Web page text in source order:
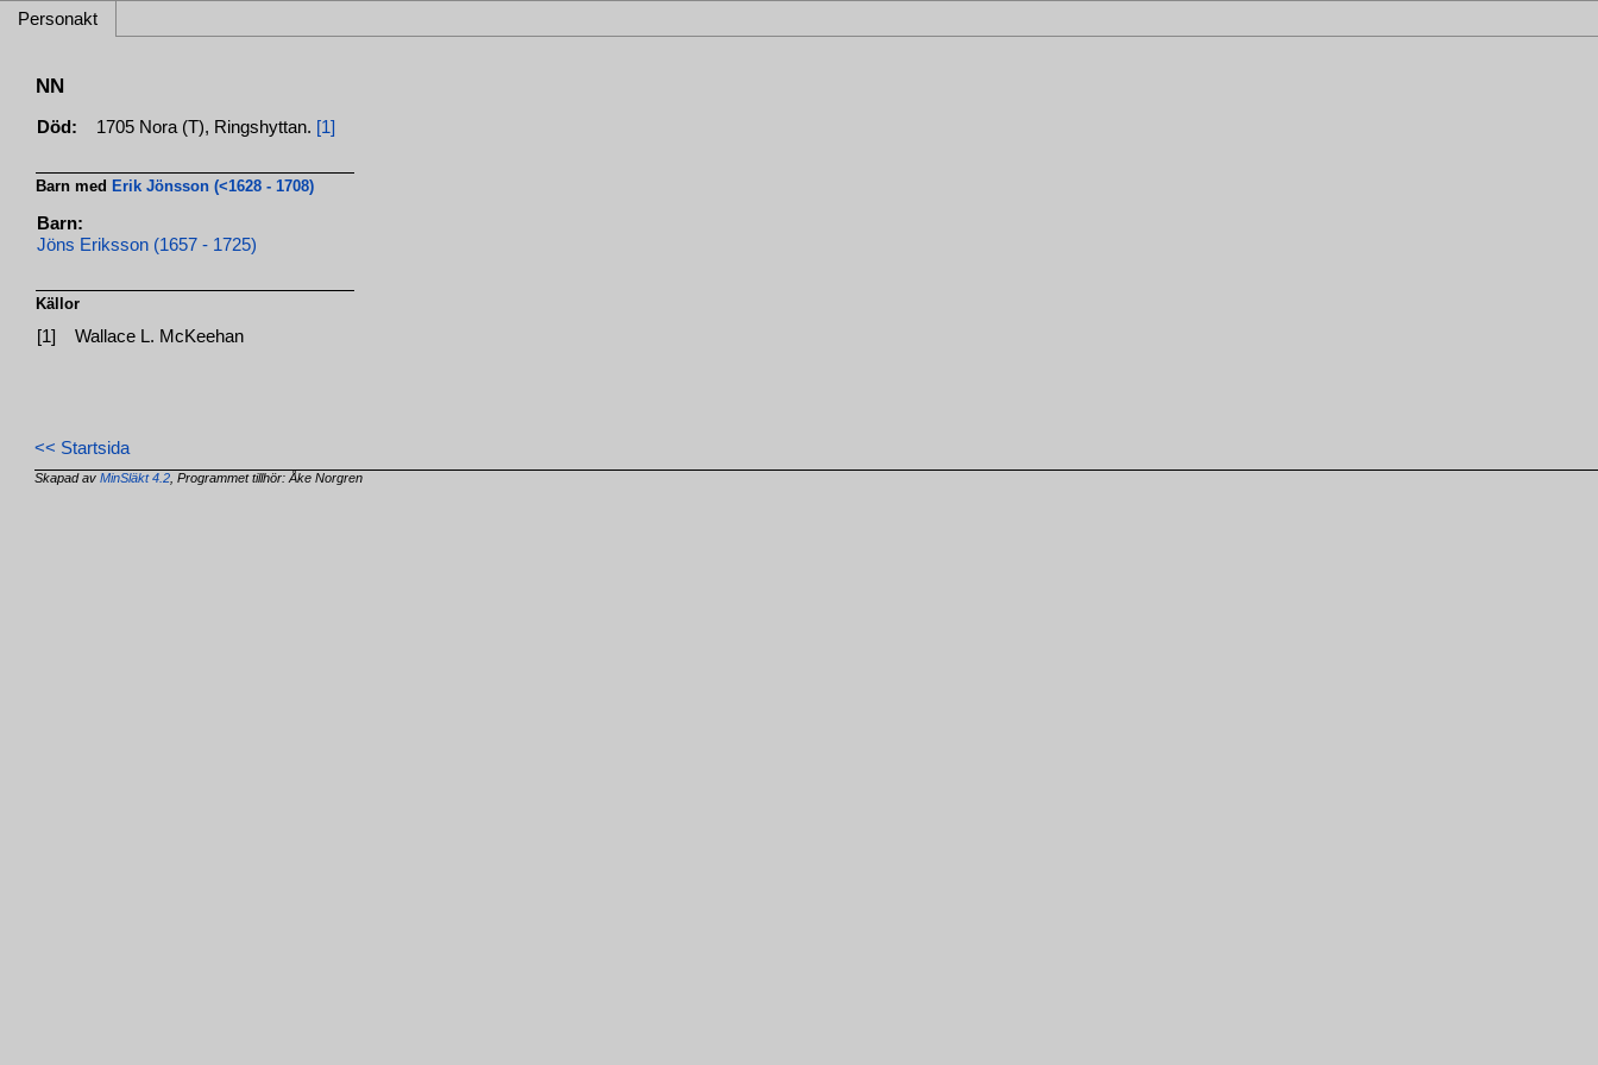
Personakt
NN
Död: 1705 Nora (T), Ringshyttan. [1]
Barn med Erik Jönsson (<1628 - 1708)
Barn:
Jöns Eriksson (1657 - 1725)
Källor
[1] Wallace L. McKeehan
<< Startsida
Skapad avMinSläkt 4.2 , Programmet tillhör: Åke Norgren